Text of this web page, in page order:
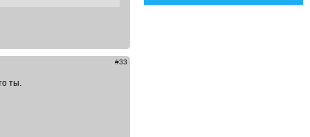
#33
ты.